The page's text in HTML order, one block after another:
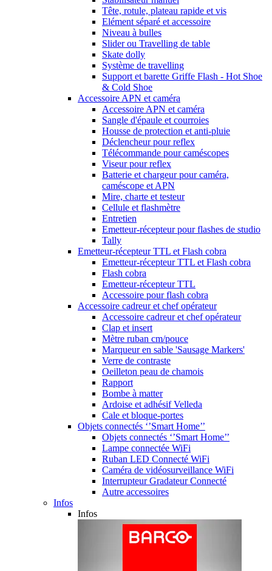
Tête, rotule, plateau rapide et vis
Elément séparé et accessoire
Niveau à bulles
Slider ou Travelling de table
Skate dolly
Système de travelling
Support et barette Griffe Flash - Hot Shoe
& Cold Shoe
Accessoire APN et caméra
Accessoire APN et caméra
Sangle d'épaule et courroies
Housse de protection et anti-pluie
Déclencheur pour reflex
Télécommande pour caméscopes
Viseur pour reflex
Batterie et chargeur pour caméra,
caméscope et APN
Mire, charte et testeur
Cellule et flashmètre
Entretien
Emetteur-récepteur pour flashes de studio
Tally
Emetteur-récepteur TTL et Flash cobra
Emetteur-récepteur TTL et Flash cobra
Flash cobra
Emetteur-récepteur TTL
Accessoire pour flash cobra
Accessoire cadreur et chef opérateur
Accessoire cadreur et chef opérateur
Clap et insert
Mètre ruban cm/pouce
Marqueur en sable 'Sausage Markers'
Verre de contraste
Oeilleton peau de chamois
Rapport
Bombe à matter
Ardoise et adhésif Velleda
Cale et bloque-portes
Objets connectés ‘’Smart Home’’
Objets connectés ‘’Smart Home’’
Lampe connectée WiFi
Ruban LED Connecté WiFi
Caméra de vidéosurveillance WiFi
Interrupteur Gradateur Connecté
Autre accessoires
Infos
Infos